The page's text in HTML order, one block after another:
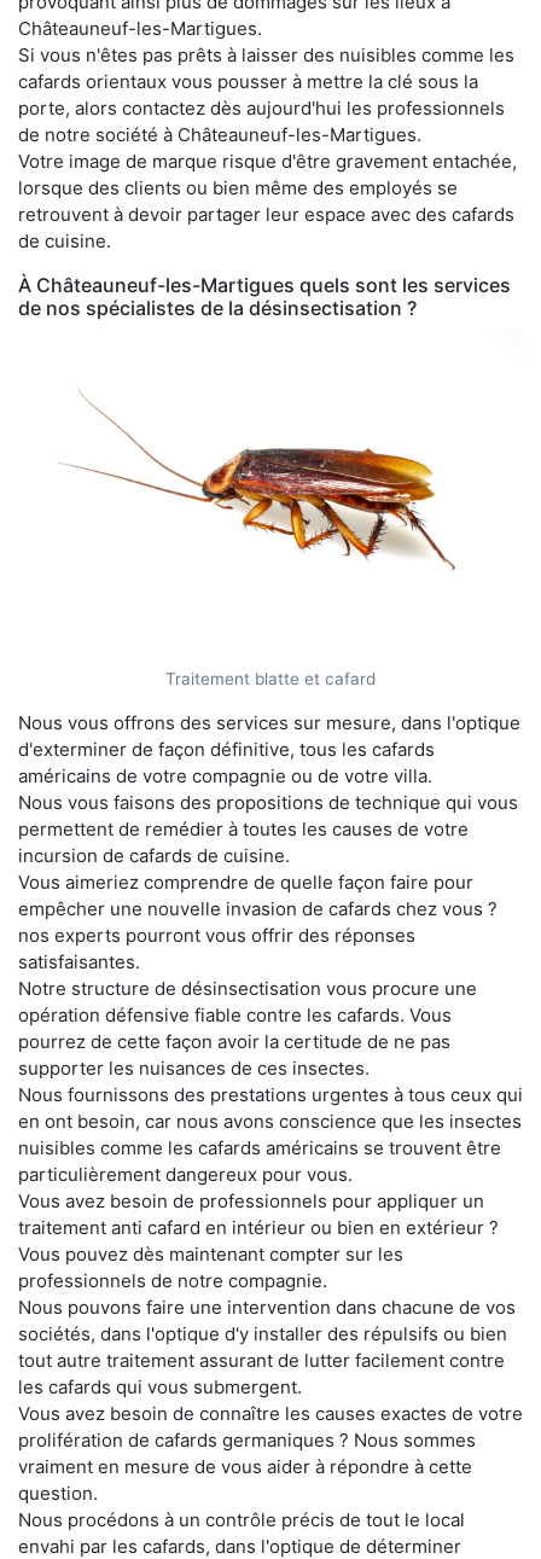
Châteauneuf-les-Martigues.
Si vous n'êtes pas prêts à laisser des nuisibles comme les
cafards orientaux vous pousser à mettre la clé sous la
porte, alors contactez dès aujourd'hui les professionnels
de notre société à Châteauneuf-les-Martigues.
Votre image de marque risque d'être gravement entachée,
lorsque des clients ou bien même des employés se
retrouvent à devoir partager leur espace avec des cafards
de cuisine.
À Châteauneuf-les-Martigues quels sont les services
de nos spécialistes de la désinsectisation ?
Traitement blatte et cafard
Nous vous offrons des services sur mesure, dans l'optique
d'exterminer de façon définitive, tous les cafards
américains de votre compagnie ou de votre villa.
Nous vous faisons des propositions de technique qui vous
permettent de remédier à toutes les causes de votre
incursion de cafards de cuisine.
Vous aimeriez comprendre de quelle façon faire pour
empêcher une nouvelle invasion de cafards chez vous ?
nos experts pourront vous offrir des réponses
satisfaisantes.
Notre structure de désinsectisation vous procure une
opération défensive fiable contre les cafards. Vous
pourrez de cette façon avoir la certitude de ne pas
supporter les nuisances de ces insectes.
Nous fournissons des prestations urgentes à tous ceux qui
en ont besoin, car nous avons conscience que les insectes
nuisibles comme les cafards américains se trouvent être
particulièrement dangereux pour vous.
Vous avez besoin de professionnels pour appliquer un
traitement anti cafard en intérieur ou bien en extérieur ?
Vous pouvez dès maintenant compter sur les
professionnels de notre compagnie.
Nous pouvons faire une intervention dans chacune de vos
sociétés, dans l'optique d'y installer des répulsifs ou bien
tout autre traitement assurant de lutter facilement contre
les cafards qui vous submergent.
Vous avez besoin de connaître les causes exactes de votre
prolifération de cafards germaniques ? Nous sommes
vraiment en mesure de vous aider à répondre à cette
question.
Nous procédons à un contrôle précis de tout le local
envahi par les cafards, dans l'optique de déterminer